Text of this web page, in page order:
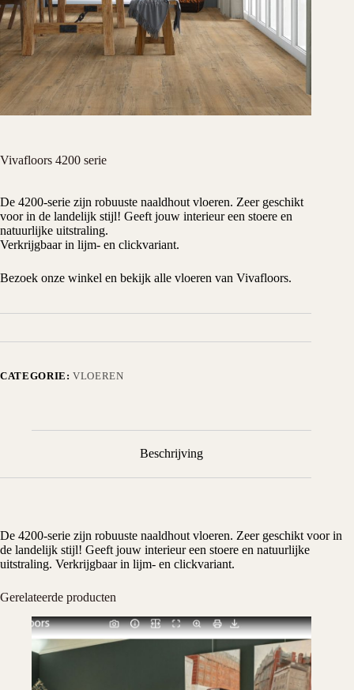
Vivafloors 4200 serie
De 4200-serie zijn robuuste naaldhout vloeren. Zeer geschikt
voor in de landelijk stijl! Geeft jouw interieur een stoere en
natuurlijke uitstraling.
Verkrijgbaar in lijm- en clickvariant.
Bezoek onze winkel en bekijk alle vloeren van Vivafloors.
CATEGORIE:VLOEREN
Beschrijving
De 4200-serie zijn robuuste naaldhout vloeren. Zeer geschikt voor in
de landelijk stijl! Geeft jouw interieur een stoere en natuurlijke
uitstraling. Verkrijgbaar in lijm- en clickvariant.
Gerelateerde producten